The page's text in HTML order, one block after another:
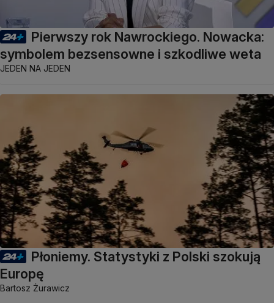
Pierwszy rok Nawrockiego. Nowacka:
symbolem bezsensowne i szkodliwe weta
JEDEN NA JEDEN
Płoniemy. Statystyki z Polski szokują
Europę
Bartosz Żurawicz